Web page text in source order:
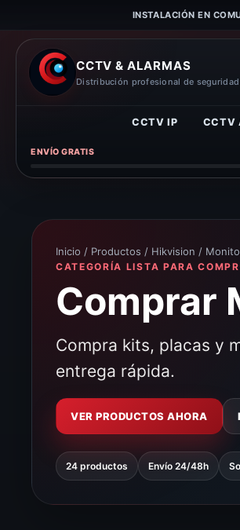
INSTALACIÓN EN
CCTV & ALARMAS
Distribución profesional de seguridad
CCTV IP CCTV
ENVÍO GRATIS
Inicio / Productos / Hikvision /
CATEGORÍA LISTA PARA
Comprar
Compra kits, placas y
entrega rápida.
VER PRODUCTOS AHORA
24 productos Envío 24/48h